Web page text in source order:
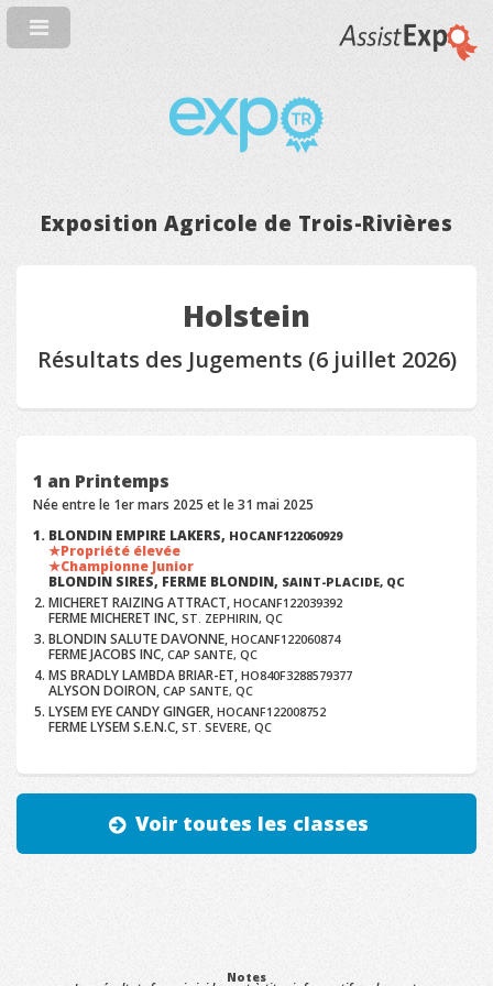
Exposition Agricole de Trois-Rivières
Holstein
Résultats des Jugements (6 juillet 2026)
1 an Printemps
Née entre le 1er mars 2025 et le 31 mai 2025
BLONDIN EMPIRE LAKERS, HOCANF122060929
Propriété élevée
Championne Junior
BLONDIN SIRES, FERME BLONDIN, SAINT-PLACIDE, QC
MICHERET RAIZING ATTRACT,HOCANF122039392
FERME MICHERET INC,ST. ZEPHIRIN, QC
BLONDIN SALUTE DAVONNE,HOCANF122060874
FERME JACOBS INC,CAP SANTE, QC
MS BRADLY LAMBDA BRIAR-ET,HO840F3288579377
ALYSON DOIRON,CAP SANTE, QC
LYSEM EYE CANDY GINGER,HOCANF122008752
FERME LYSEM S.E.N.C,ST. SEVERE, QC
Voir toutes les classes
Notes